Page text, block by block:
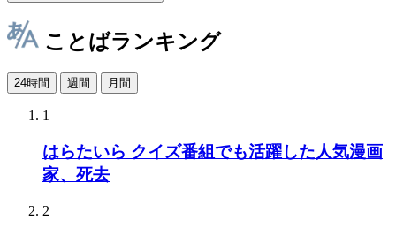
ことばランキング
24時間 週間 月間
1
はらたいら クイズ番組でも活躍した人気漫画
家、死去
2